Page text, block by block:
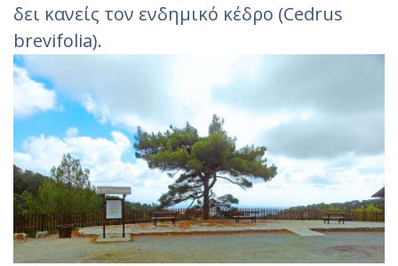
δει κανείς τον ενδημικό κέδρο (Cedrus
brevifolia).